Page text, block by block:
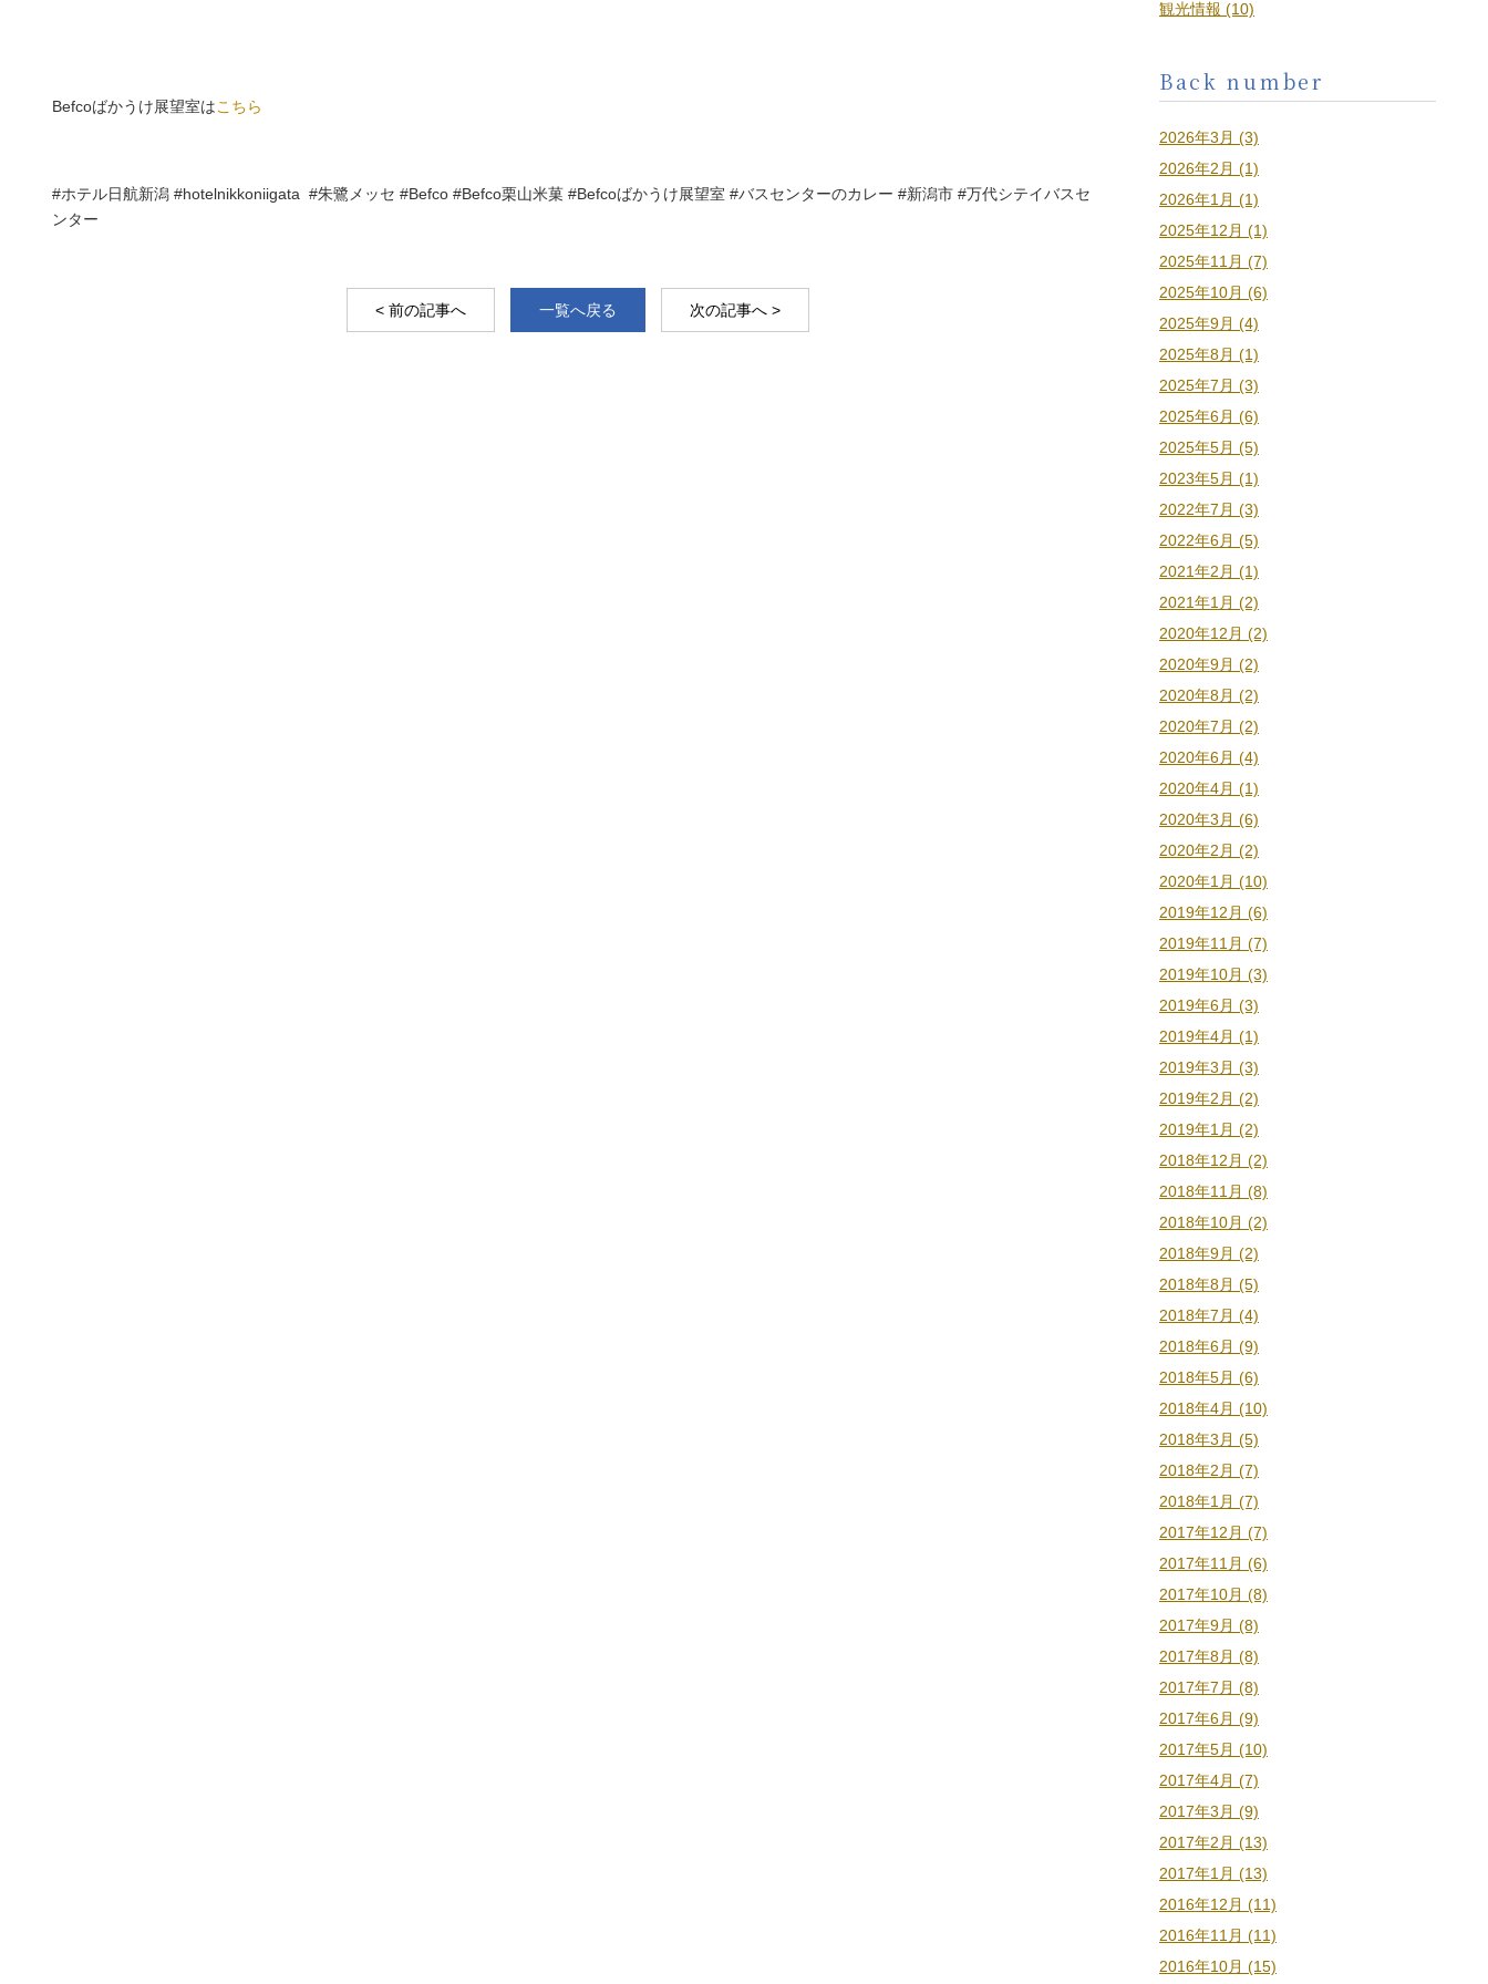
Befcoばかうけ展望室はこちら
#ホテル日航新潟 #hotelnikkoniigata #朱鷺メッセ #Befco #Befco栗山米菓 #Befcoばかうけ展望室 #バスセンターのカレー #新潟市 #万代シテイバスセ
ンター
< 前の記事へ 一覧へ戻る 次の記事へ >
観光情報 (10)
Back number
2026年3月 (3)
2026年2月 (1)
2026年1月 (1)
2025年12月 (1)
2025年11月 (7)
2025年10月 (6)
2025年9月 (4)
2025年8月 (1)
2025年7月 (3)
2025年6月 (6)
2025年5月 (5)
2023年5月 (1)
2022年7月 (3)
2022年6月 (5)
2021年2月 (1)
2021年1月 (2)
2020年12月 (2)
2020年9月 (2)
2020年8月 (2)
2020年7月 (2)
2020年6月 (4)
2020年4月 (1)
2020年3月 (6)
2020年2月 (2)
2020年1月 (10)
2019年12月 (6)
2019年11月 (7)
2019年10月 (3)
2019年6月 (3)
2019年4月 (1)
2019年3月 (3)
2019年2月 (2)
2019年1月 (2)
2018年12月 (2)
2018年11月 (8)
2018年10月 (2)
2018年9月 (2)
2018年8月 (5)
2018年7月 (4)
2018年6月 (9)
2018年5月 (6)
2018年4月 (10)
2018年3月 (5)
2018年2月 (7)
2018年1月 (7)
2017年12月 (7)
2017年11月 (6)
2017年10月 (8)
2017年9月 (8)
2017年8月 (8)
2017年7月 (8)
2017年6月 (9)
2017年5月 (10)
2017年4月 (7)
2017年3月 (9)
2017年2月 (13)
2017年1月 (13)
2016年12月 (11)
2016年11月 (11)
2016年10月 (15)